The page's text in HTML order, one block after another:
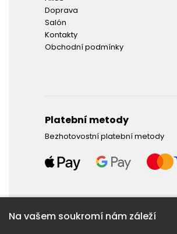
Doprava
Salón
Kontakty
Obchodní podmínky
Platební metody
Bezhotovostní platební metody
Na vašem soukromí nám záleží